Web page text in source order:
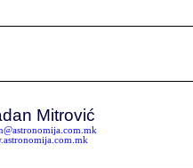
Mitrović